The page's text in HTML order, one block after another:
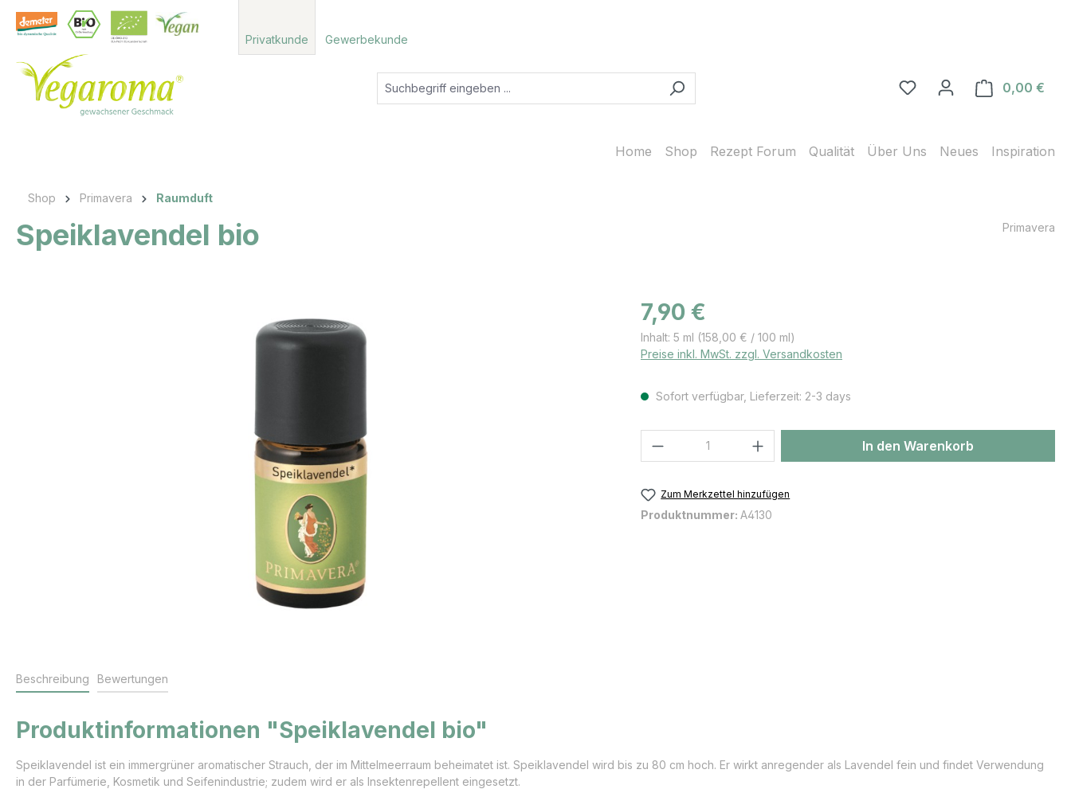
Hauptinhalt springen
Zur Suche springen
Zur Hauptnavigation springen
Privatkunde
Gewerbekunde
0,00 €
Home Shop Rezept Forum Qualität Über Uns Neues Inspiration
Shop Primavera Raumduft
Speiklavendel bio Primavera
Regulärer Preis:
7,90 €
Inhalt: 5 ml (158,00 € / 100 ml)
Preise inkl. MwSt. zzgl. Versandkosten
Sofort verfügbar, Lieferzeit: 2-3 days
Produkt Anzahl: Gib den gewünschten Wert
In den Warenkorb
Zum Merkzettel hinzufügen
Produktnummer: A4130
Beschreibung Bewertungen
Produktinformationen "Speiklavendel bio"
Speiklavendel ist ein immergrüner aromatischer Strauch, der im Mittelmeerraum beheimatet ist. Speiklavendel wird bis zu 80 cm hoch. Er wirkt anregender als Lavendel fein und findet Verwendung
in der Parfümerie, Kosmetik und Seifenindustrie; zudem wird er als Insektenrepellent eingesetzt.